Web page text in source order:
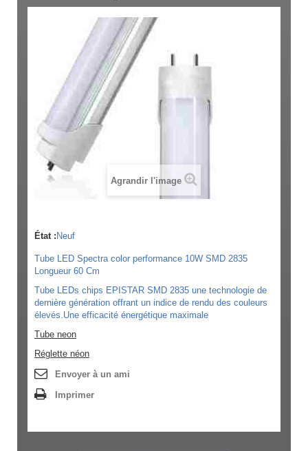
Agrandir l'image
État : Neuf
Tube LED Spectra color performance 10W SMD 2835
Longueur 60 Cm
Tube LEDs chips EPISTAR SMD 2835 une technologie de
dernière génération offrant un indice de rendu des couleurs
élevés.Une efficacité énergétique maximale
Tube neon
Réglette néon
Envoyer à un ami
Imprimer